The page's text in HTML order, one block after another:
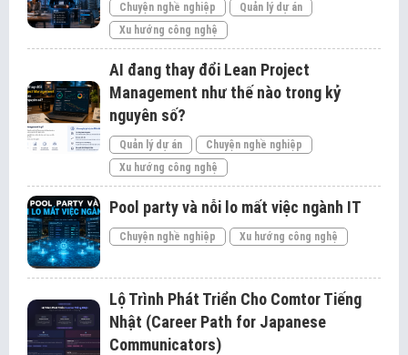
Chuyện nghề nghiệp
Quản lý dự án
Xu hướng công nghệ
AI đang thay đổi Lean Project
Management như thế nào trong kỷ
nguyên số?
Quản lý dự án
Chuyện nghề nghiệp
Xu hướng công nghệ
Pool party và nỗi lo mất việc ngành IT
Chuyện nghề nghiệp Xu hướng công nghệ
Lộ Trình Phát Triển Cho Comtor Tiếng
Nhật (Career Path for Japanese
Communicators)